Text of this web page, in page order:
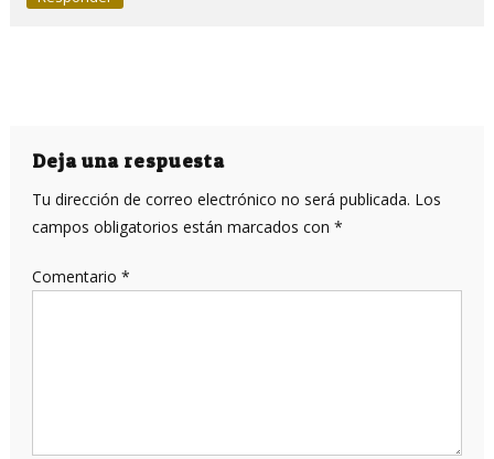
Deja una respuesta
Tu dirección de correo electrónico no será publicada. Los
campos obligatorios están marcados con *
Comentario *